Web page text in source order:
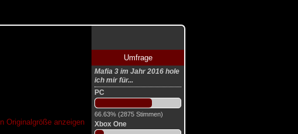
Umfrage
Mafia 3 im Jahr 2016 hole
ich mir für...
PC
66.63% (2875 Stimmen)
Xbox One
In Originalgröße anzeigen